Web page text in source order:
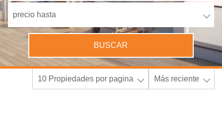
precio hasta
BUSCAR
10 Propiedades por pagina Más reciente